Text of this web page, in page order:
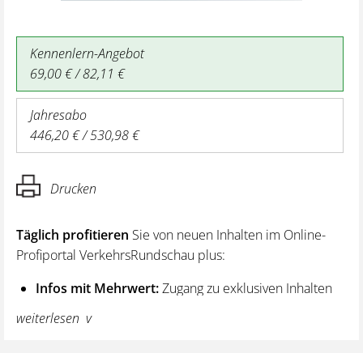
Kennenlern-Angebot
69,00 € / 82,11 €
Jahresabo
446,20 € / 530,98 €
Drucken
Täglich profitieren Sie von neuen Inhalten im Online-
Profiportal VerkehrsRundschau plus:
Infos mit Mehrwert:Zugang zu exklusiven Inhalten
und Hintergrundwissen – von aktuellen Regelungen
wie z. B. bei den Lenk- und Ruhezeiten,
weiterlesen